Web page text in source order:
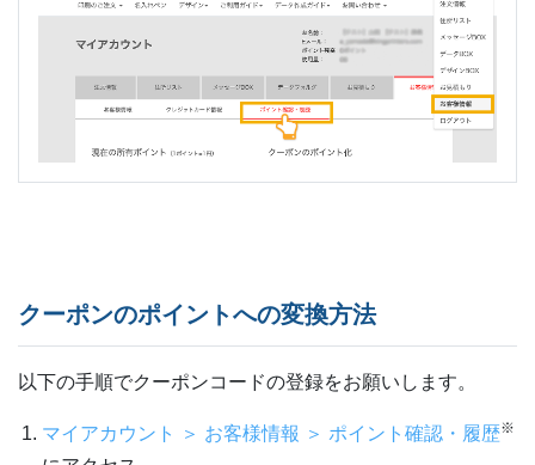
クーポンのポイントへの変換方法
以下の手順でクーポンコードの登録をお願いします。
マイアカウント ＞ お客様情報 ＞ ポイント確認・履歴※